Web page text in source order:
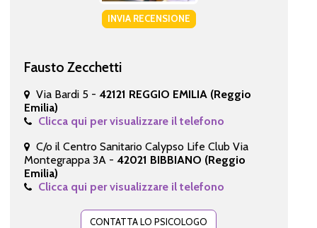
INVIA RECENSIONE
Fausto Zecchetti
Via Bardi 5 - 42121 REGGIO EMILIA (Reggio
Emilia)
Clicca qui per visualizzare il telefono
C/o il Centro Sanitario Calypso Life Club Via
Montegrappa 3A - 42021 BIBBIANO (Reggio
Emilia)
Clicca qui per visualizzare il telefono
CONTATTA LO PSICOLOGO